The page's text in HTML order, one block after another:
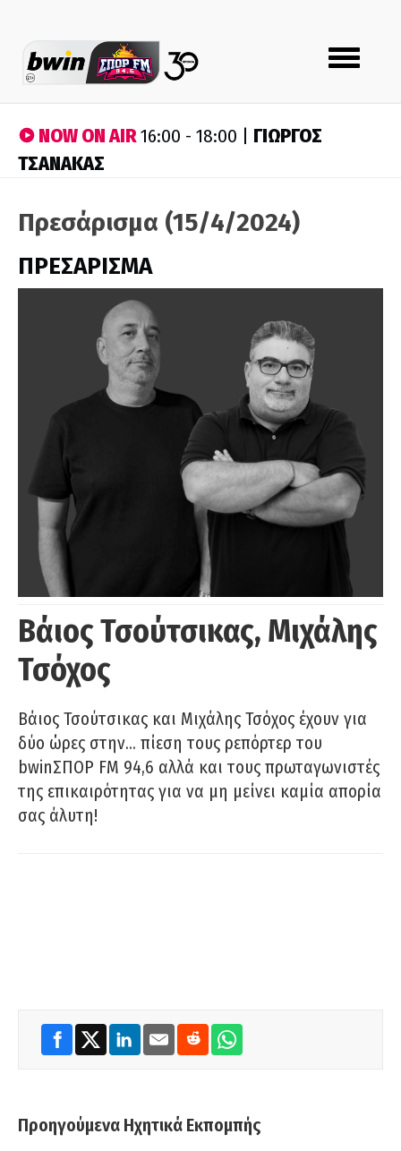
Toggle
navigation
NOW ON AIR16:00 - 18:00 | ΓΙΩΡΓΟΣ
ΤΣΑΝΑΚΑΣ
Πρεσάρισμα (15/4/2024)
ΠΡΕΣΑΡΙΣΜΑ
Βάιος Τσούτσικας, Μιχάλης
Τσόχος
Βάιος Τσούτσικας και Μιχάλης Τσόχος έχουν για
δύο ώρες στην… πίεση τους ρεπόρτερ του
bwinΣΠΟΡ FM 94,6 αλλά και τους πρωταγωνιστές
της επικαιρότητας για να μη μείνει καμία απορία
σας άλυτη!
Προηγούμενα Ηχητικά Εκπομπής